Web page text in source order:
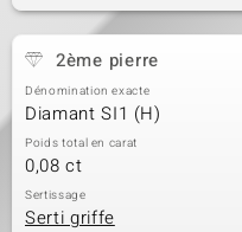
2ème pierre
Dénomination exacte
Diamant SI1 (H)
Poids total en carat
0,08 ct
Sertissage
Serti griffe